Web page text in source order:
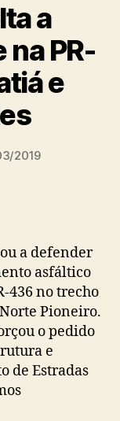
a
PR-
e
2019
a defender
asfáltico
436 no trecho
Pioneiro.
o pedido
e
de Estradas